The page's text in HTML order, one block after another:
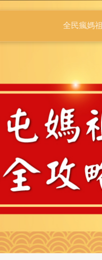
全民瘋媽祖